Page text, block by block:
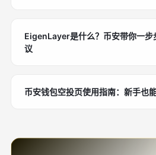
EigenLayer是什么？币安带你一步
议
币安钱包空投页使用指南：新手也